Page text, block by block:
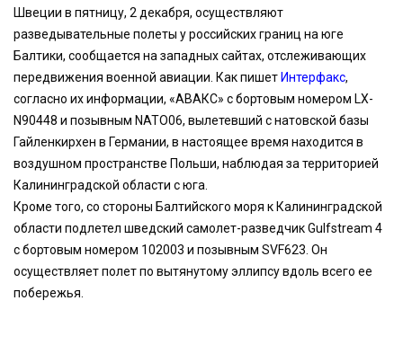
Швеции в пятницу, 2 декабря, осуществляют
разведывательные полеты у российских границ на юге
Балтики, сообщается на западных сайтах, отслеживающих
передвижения военной авиации. Как пишетИнтерфакс,
согласно их информации, «АВАКС» с бортовым номером LX-
N90448 и позывным NATO06, вылетевший с натовской базы
Гайленкирхен в Германии, в настоящее время находится в
воздушном пространстве Польши, наблюдая за территорией
Калининградской области с юга.
Кроме того, со стороны Балтийского моря к Калининградской
области подлетел шведский самолет-разведчик Gulfstream 4
с бортовым номером 102003 и позывным SVF623. Он
осуществляет полет по вытянутому эллипсу вдоль всего ее
побережья.